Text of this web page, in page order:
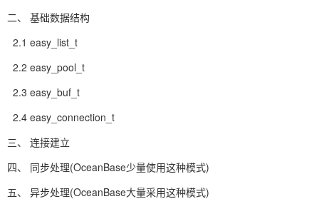
二、 基础数据结构
2.1 easy_list_t
2.2 easy_pool_t
2.3 easy_buf_t
2.4 easy_connection_t
三、 连接建立
四、 同步处理(OceanBase少量使用这种模式)
五、 异步处理(OceanBase大量采用这种模式)